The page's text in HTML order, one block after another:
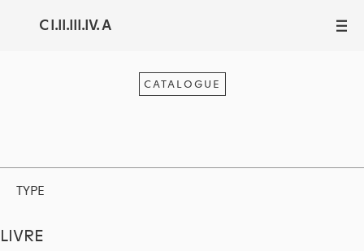
C I.II.III.IV. A III
CATALOGUE
TYPE
LIVRE